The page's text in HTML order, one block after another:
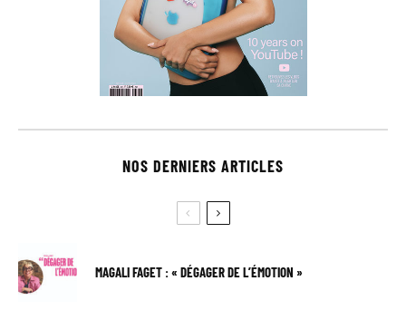
NOS DERNIERS ARTICLES
MAGALI FAGET : « DÉGAGER DE L’ÉMOTION »